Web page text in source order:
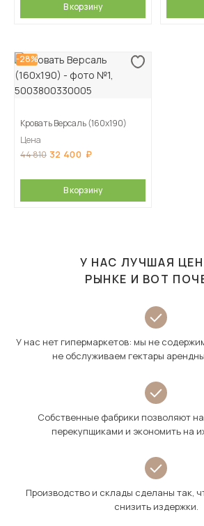
В корзину
-28%
Кровать Версаль (160х190)
Цена
44 810 32 400
В корзину
У НАС ЛУЧШАЯ
РЫНКЕ И ВОТ
У нас нет гипермаркетов: мы не
не обслуживаем гектары
Собственные фабрики позволяют
перекупщиками и экономить на
Производство и склады сделаны так,
снизить издержки.